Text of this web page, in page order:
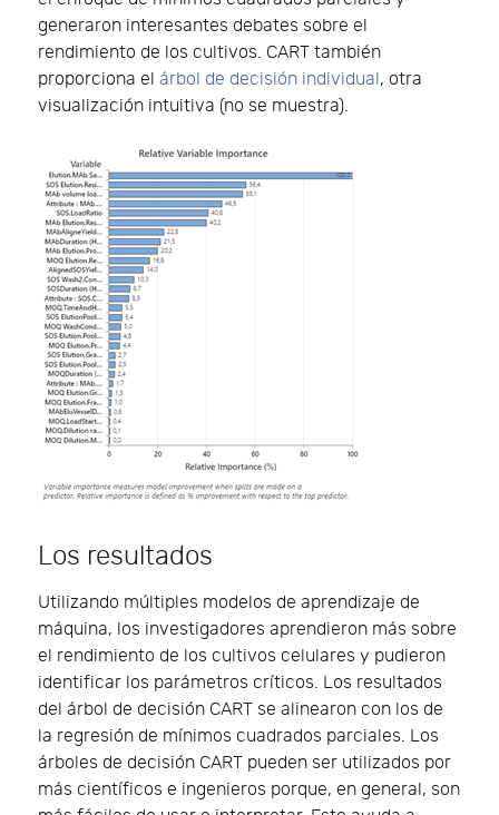
generaron interesantes debates sobre el
rendimiento de los cultivos. CART también
proporciona el árbol de decisión individual, otra
visualización intuitiva (no se muestra).
Los resultados
Utilizando múltiples modelos de aprendizaje de
máquina, los investigadores aprendieron más sobre
el rendimiento de los cultivos celulares y pudieron
identificar los parámetros críticos. Los resultados
del árbol de decisión CART se alinearon con los de
la regresión de mínimos cuadrados parciales. Los
árboles de decisión CART pueden ser utilizados por
más científicos e ingenieros porque, en general, son